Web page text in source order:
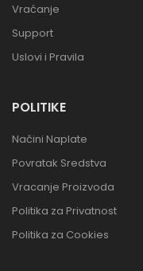
Vraćanje
Support
Uslovi i Pravila
POLITIKE
Načini Naplate
Povratak Sredstva
Vracanje Proizvoda
Politika za Privatnost
Politika za Cookies